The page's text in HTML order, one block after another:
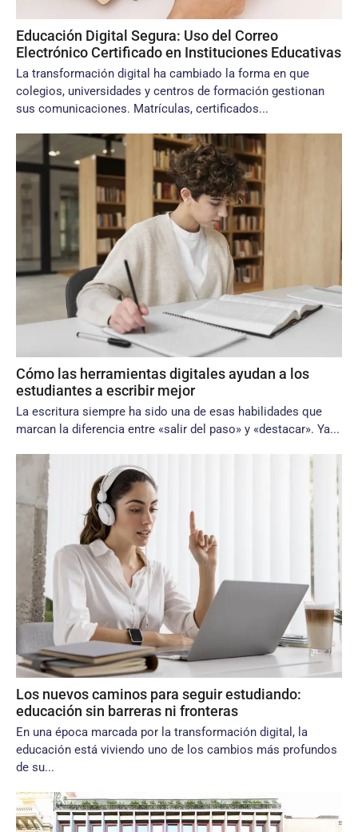
Educación Digital Segura: Uso del Correo
Electrónico Certificado en Instituciones Educativas
La transformación digital ha cambiado la forma en que
colegios, universidades y centros de formación gestionan
sus comunicaciones. Matrículas, certificados...
Cómo las herramientas digitales ayudan a los
estudiantes a escribir mejor
La escritura siempre ha sido una de esas habilidades que
marcan la diferencia entre «salir del paso» y «destacar». Ya...
Los nuevos caminos para seguir estudiando:
educación sin barreras ni fronteras
En una época marcada por la transformación digital, la
educación está viviendo uno de los cambios más profundos
de su...